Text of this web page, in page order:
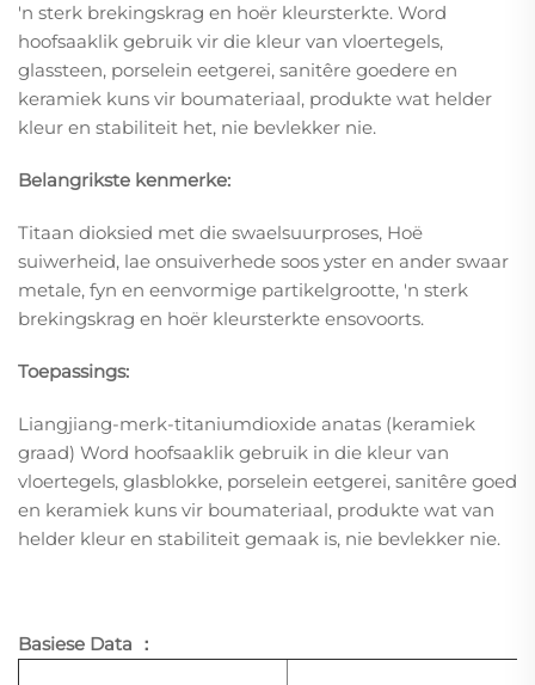
'n sterk brekingskrag en hoër kleursterkte. Word
hoofsaaklik gebruik vir die kleur van vloertegels,
glassteen, porselein eetgerei, sanitêre goedere en
keramiek kuns vir boumateriaal, produkte wat helder
kleur en stabiliteit het, nie bevlekker nie.
Belangrikste kenmerke:
Titaan dioksied met die swaelsuurproses, Hoë
suiwerheid, lae onsuiverhede soos yster en ander swaar
metale, fyn en eenvormige partikelgrootte, 'n sterk
brekingskrag en hoër kleursterkte ensovoorts.
Toepassings:
Liangjiang-merk-titaniumdioxide anatas (keramiek
graad) Word hoofsaaklik gebruik in die kleur van
vloertegels, glasblokke, porselein eetgerei, sanitêre goed
en keramiek kuns vir boumateriaal, produkte wat van
helder kleur en stabiliteit gemaak is, nie bevlekker nie.
Basiese Data ：